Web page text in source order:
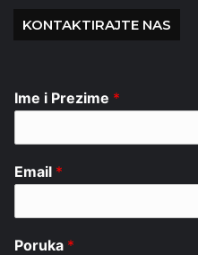
KONTAKTIRAJTE NAS
Ime i Prezime *
Email *
Poruka *